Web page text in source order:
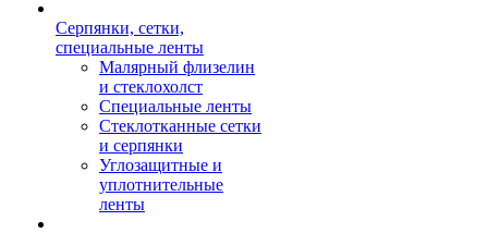
Серпянки, сетки,
специальные ленты
Малярный флизелин
и стеклохолст
Специальные ленты
Стеклотканные сетки
и серпянки
Углозащитные и
уплотнительные
ленты